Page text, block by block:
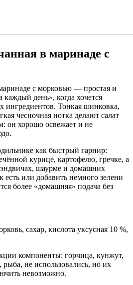
в маринаде с
с морковью — простая и
каждый день», когда хочется
ингредиентов. Тонкая шинковка,
чесночная нотка делают салат
он хорошо освежает и не
как быстрый гарнир:
курице, картофелю, гречке, а
шаурме и домашних
или добавить немного зелени
более «домашняя» подача без
сахар, кислота уксусная 10 %,
компоненты: горчица, кунжут,
не использовались, но их
невозможно.